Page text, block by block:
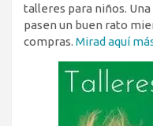
talleres para niños.
pasen un buen rato
compras. Mirad aquí